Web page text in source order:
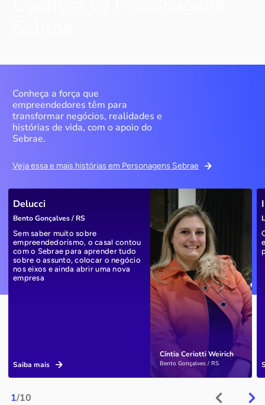
Conheça a força que
empreendedores têm para
transformar negócios, realidades e
histórias de vida, com o apoio do
Sebrae.
Veja essa e mais histórias em Personagens Sebrae
1/10
Cíntia Ceriotti Weirich
Bento Gonçalves / RS
Delucci
Bento Gonçalves / RS
Sem saber muito sobre
empreendedorismo, o casal contou
com o Sebrae para aprender tudo
sobre o assunto, colocar o negócio
nos eixos e ainda abrir uma nova
empresa
Saiba mais